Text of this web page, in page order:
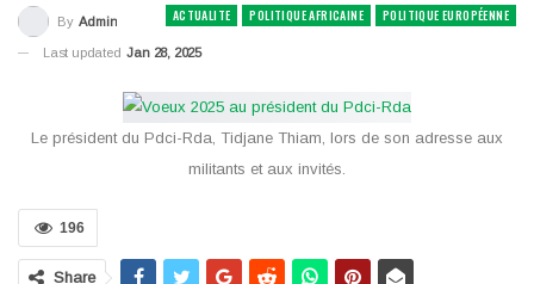
ACTUALITE POLITIQUE AFRICAINE POLITIQUE EUROPÉENNE
By Admin
Last updated Jan 28, 2025
Le président du Pdci-Rda, Tidjane Thiam, lors de son adresse aux
militants et aux invités.
196
Share